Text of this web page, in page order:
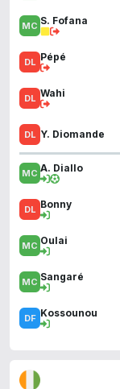
S. Fofana
Pépé
Wahi
Y. Diomande
A. Diallo
Bonny
Oulai
Sangaré
Kossounou